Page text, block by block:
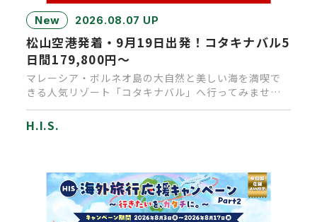
New 2026.08.07 UP
松山空港発着・9月19日出発！コタキナバル5
日間179,800円～
マレーシア・ボルネオ島の大自然と美しい海を満喫で
きる人気リゾート「コタキナバル」へ行ってみません
H.I.S.